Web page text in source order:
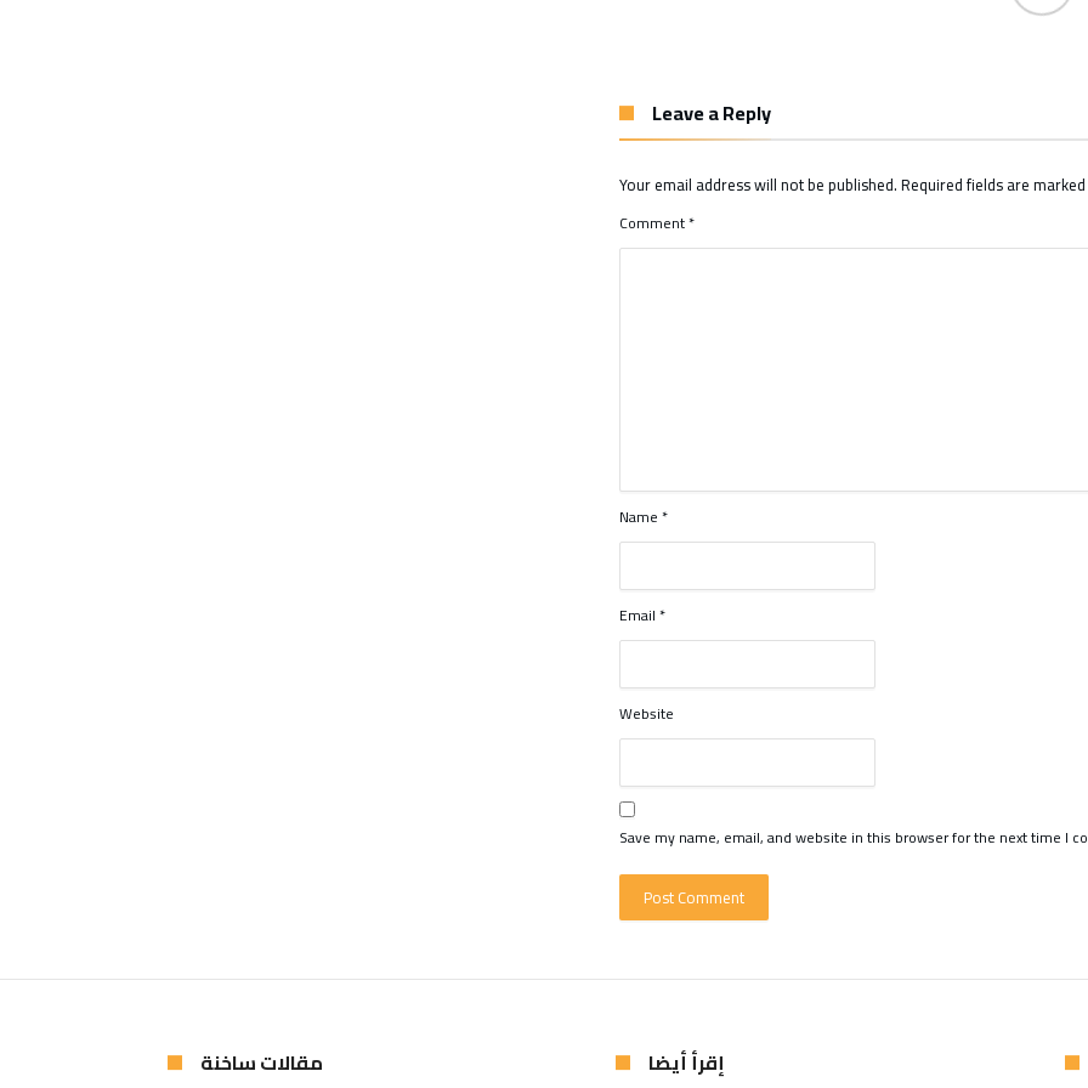
Leave a Reply
Your email address will not be published.Required fields are marked
Comment*
Name*
Email*
Website
Save my name, email, and website in this browser for the next time I
مقالات ساخنة إقرأ أيضا